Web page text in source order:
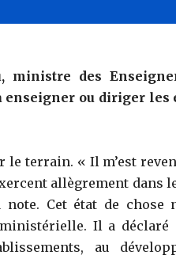
ministre des
ou diriger les
terrain. « Il m’est
allègrement dans
Cet état de chose
Il a déclaré
au